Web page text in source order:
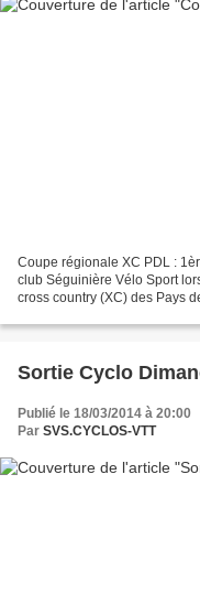
Coupe régionale XC PDL :
club Séguinière Vélo Sport
cross country (XC) des Pays
Sortie Cyclo
Publié le 18/03/2014 à 20:00
Par SVS.CYCLOS-VTT